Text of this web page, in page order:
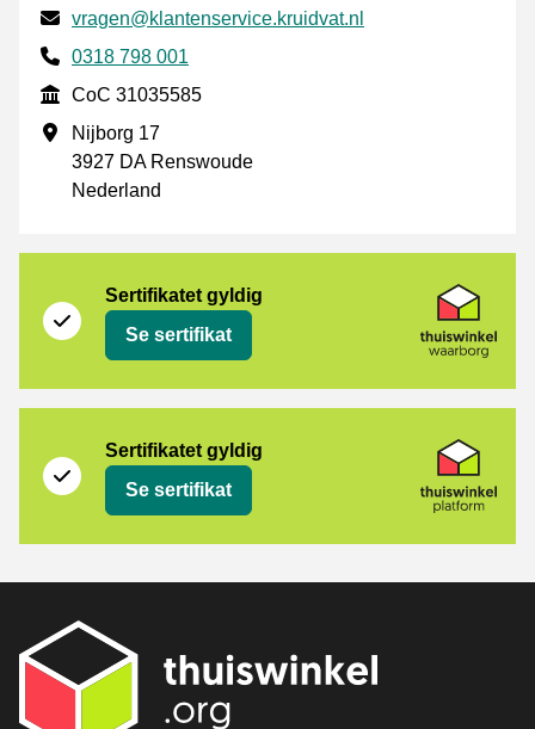
E-post
vragen@klantenservice.kruidvat.nl
Phone number
0318 798 001
CoC
CoC 31035585
Forretningsadresse
Nijborg 17
3927 DA Renswoude
Nederland
Sertifikatet gyldig
Se sertifikat
Sertifikatet gyldig
Se sertifikat